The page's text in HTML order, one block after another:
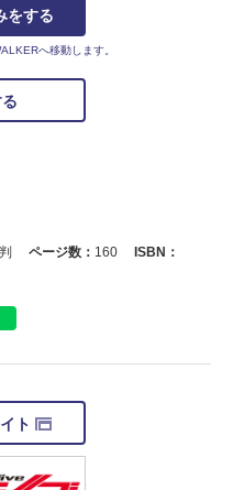
をする
へ移動します。
ページ数： 160
ISBN：
ト